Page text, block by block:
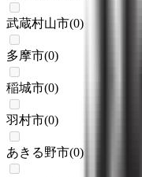
武蔵村山市(0)
多摩市(0)
稲城市(0)
羽村市(0)
あきる野市(0)